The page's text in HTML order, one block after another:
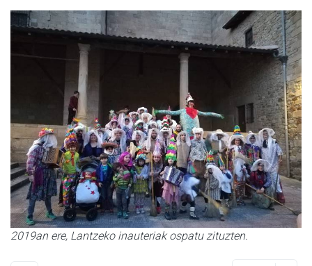
2019an ere, Lantzeko inauteriak ospatu zituzten.